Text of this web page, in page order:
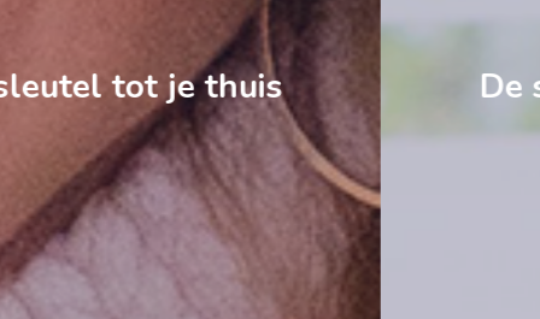
De sleutel tot je thuis